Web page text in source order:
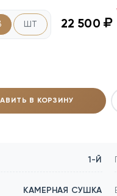
ШТ 22 500
В КОРЗИНУ
1-Й
КАМЕРНАЯ СУШКА